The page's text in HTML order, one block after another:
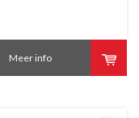
Meer info